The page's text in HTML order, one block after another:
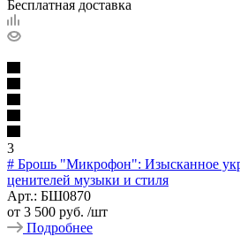
Бесплатная доставка
3
# Брошь "Микрофон": Изысканное
ценителей музыки и стиля
Арт.: БШ0870
от 3 500 руб. /шт
Подробнее